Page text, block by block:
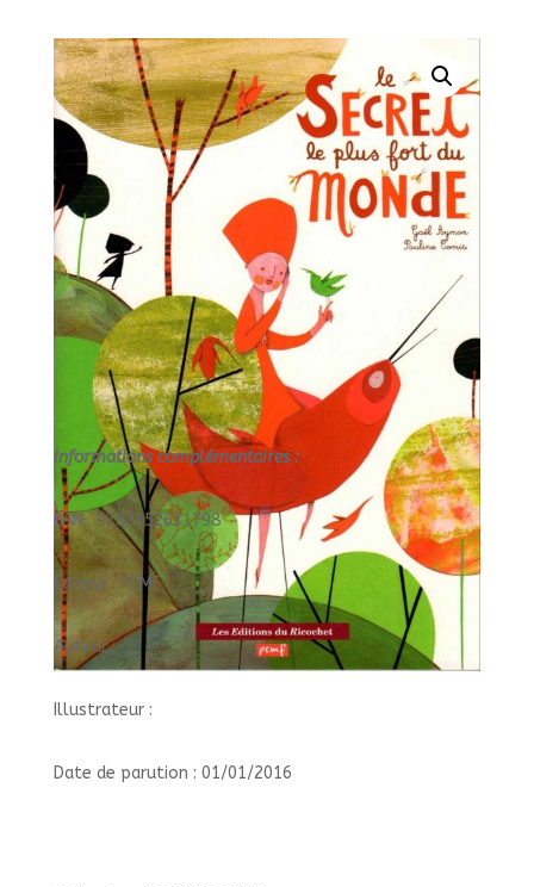
DU
MONDE//LECTURE
SUIVIE/PEMF/
Informations complémentaires :
EAN : 9782352631798
Éditeur : PEMF
Auteur :
Illustrateur :
Date de parution : 01/01/2016